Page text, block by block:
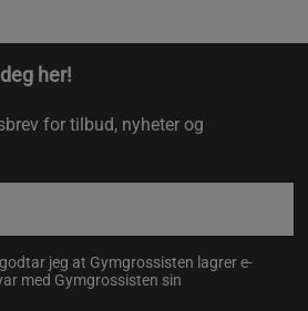
her!
for tilbud, nyheter og
jeg at Gymgrossisten lagrer e-
med Gymgrossisten sin